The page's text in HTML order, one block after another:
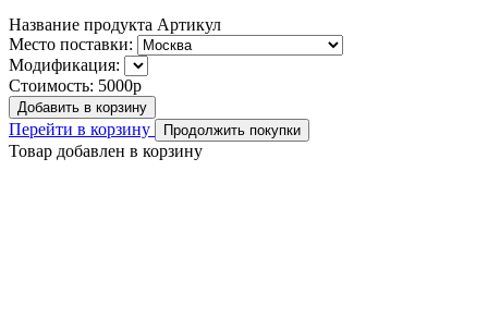
Название продукта Артикул
Место поставки:
Модификация:
Стоимость: 5000р
Добавить в корзину
Перейти в корзину Продолжить покупки
Товар добавлен в корзину